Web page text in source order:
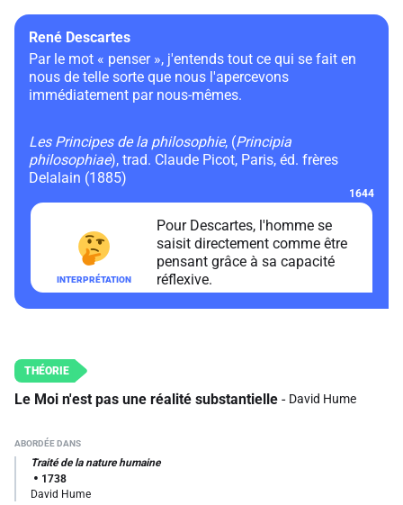
Par le mot « penser », j'entends tout ce qui se fait en
nous de telle sorte que nous l'apercevons
immédiatement par nous-mêmes.
René Descartes
Les Principes de la philosophie, (Principia
philosophiae), trad. Claude Picot, Paris, éd. frères
Delalain (1885)
1644
Pour Descartes, l'homme se
saisit directement comme être
pensant grâce à sa capacité
réflexive.
Le Moi n'est pas une réalité substantielle David Hume
David Hume
Traité de la nature humaine
1738